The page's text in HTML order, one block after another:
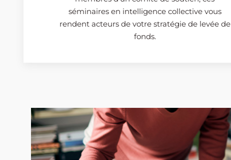
séminaires en intelligence collective vous
rendent acteurs de votre stratégie de levée de
fonds.